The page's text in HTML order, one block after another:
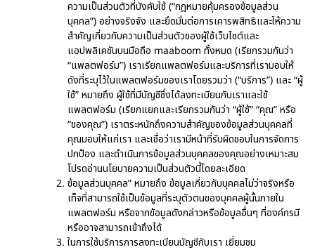
ความเป็นส่วนตัวที่บังคับใช้ (“กฎหมายคุ้มครองข้อมูลส่วน
บุคคล”) อย่างจริงจัง และยึดมั่นต่อการเคารพสิทธิและให้ความ
สำคัญเกี่ยวกับความเป็นส่วนตัวของผู้ใช้เว็บไซต์และ
แอปพลิเคชันบนมือถือ maaboom ทั้งหมด (เรียกรวมกันว่า
“แพลตฟอร์ม”) เราเรียกแพลตฟอร์มและบริการที่เรามอบให้
ดังที่ระบุไว้ในแพลตฟอร์มของเราโดยรวมว่า (“บริการ”) และ “ผู้
ใช้” หมายถึง ผู้ใช้ที่มีบัญชีซึ่งได้ลงทะเบียนกับเราและใช้
แพลตฟอร์ม (เรียกแยกและเรียกรวมกันว่า “ผู้ใช้” “คุณ” หรือ
“ของคุณ”) เราตระหนักถึงความสำคัญของข้อมูลส่วนบุคคลที่
คุณมอบให้แก่เรา และเชื่อว่าเรามีหน้าที่รับผิดชอบในการจัดการ
ปกป้อง และดำเนินการข้อมูลส่วนบุคคลของคุณอย่างเหมาะสม
โปรดอ่านนโยบายความเป็นส่วนตัวนี้โดยละเอียด
ข้อมูลส่วนบุคคล” หมายถึง ข้อมูลเกี่ยวกับบุคคลไม่ว่าจริงหรือ
เท็จที่สามารถใช้เป็นข้อมูลที่ระบุตัวตนของบุคคลผู้นั้นภายใน
แพลตฟอร์ม หรือจากข้อมูลดังกล่าวหรือข้อมูลอื่นๆ ที่องค์กรมี
หรืออาจสามารถเข้าถึงได้
ในการใช้บริการการลงทะเบียนบัญชีกับเรา เยี่ยมชม